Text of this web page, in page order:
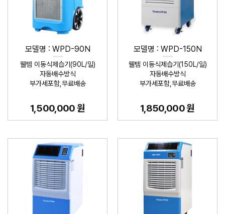
모델명 : WPD-90N
웰템 이동식제습기(90L/일)
자동배수방식
부가세포함,무료배송
1,500,000 원
모델명 : WPD-150N
웰템 이동식제습기(150L/일)
자동배수방식
부가세포함,무료배송
1,850,000 원